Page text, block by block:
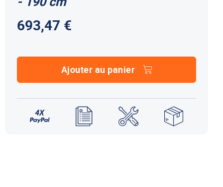
effet
Éléments de confort
accessoires
REMORQUE YO
accessoires remorque YO
externe / chargeur
693,47 €
Ajouter au panier